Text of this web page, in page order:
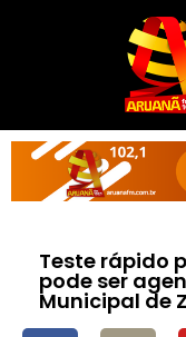
Teste rápido
pode ser
Municipal de